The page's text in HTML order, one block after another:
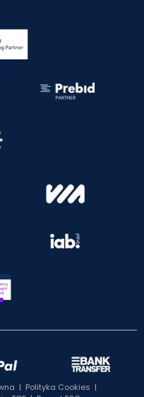
| Polityka Cookies |